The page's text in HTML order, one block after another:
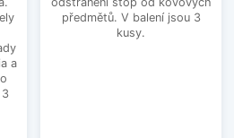
a
3
předmětů. V balení jsou 3
kusy.